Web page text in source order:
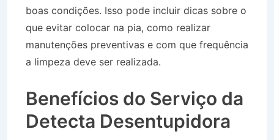
boas condições. Isso pode incluir dicas sobre o
que evitar colocar na pia, como realizar
manutenções preventivas e com que frequência
a limpeza deve ser realizada.
Benefícios do Serviço da
Detecta Desentupidora